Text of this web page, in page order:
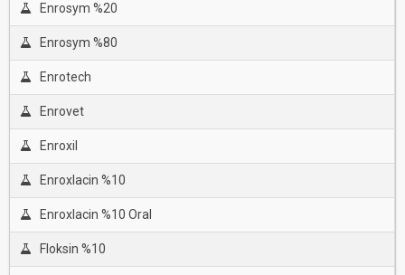
Enrosym %20
Enrosym %80
Enrotech
Enrovet
Enroxil
Enroxlacin %10
Enroxlacin %10 Oral
Floksin %10